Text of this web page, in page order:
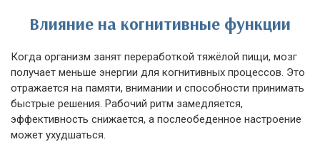
Влияние на когнитивные функции
Когда организм занят переработкой тяжёлой пищи, мозг
получает меньше энергии для когнитивных процессов. Это
отражается на памяти, внимании и способности принимать
быстрые решения. Рабочий ритм замедляется,
эффективность снижается, а послеобеденное настроение
может ухудшаться.